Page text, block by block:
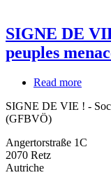
SIGNE DE
peuples
Read more
DE
-
SIGNE DE VIE ! -
(GFBVÖ)
Angertorstraße 1C
2070 Retz
Autriche